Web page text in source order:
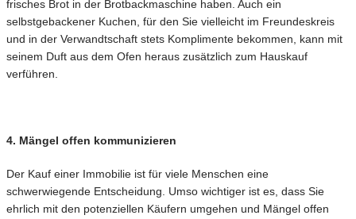
frisches Brot in der Brotbackmaschine haben. Auch ein
selbstgebackener Kuchen, für den Sie vielleicht im Freundeskreis
und in der Verwandtschaft stets Komplimente bekommen, kann mit
seinem Duft aus dem Ofen heraus zusätzlich zum Hauskauf
verführen.
4. Mängel offen kommunizieren
Der Kauf einer Immobilie ist für viele Menschen eine
schwerwiegende Entscheidung. Umso wichtiger ist es, dass Sie
ehrlich mit den potenziellen Käufern umgehen und Mängel offen